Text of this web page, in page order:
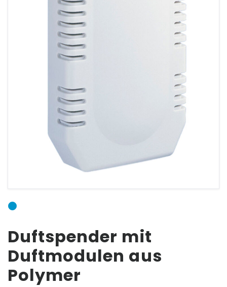
Duftspender mit
Duftmodulen aus
Polymer
ANSCHLUSSFORM
Passwort vergessen?